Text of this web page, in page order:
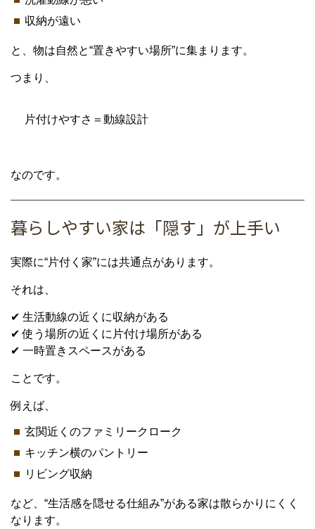
収納が遠い
と、物は自然と“置きやすい場所”に集まります。
つまり、
片付けやすさ＝動線設計
なのです。
暮らしやすい家は「隠す」が上手い
実際に“片付く家”には共通点があります。
それは、
✔ 生活動線の近くに収納がある
✔ 使う場所の近くに片付け場所がある
✔ 一時置きスペースがある
ことです。
例えば、
玄関近くのファミリークローク
キッチン横のパントリー
リビング収納
など、“生活感を隠せる仕組み”がある家は散らかりにくく
なります。